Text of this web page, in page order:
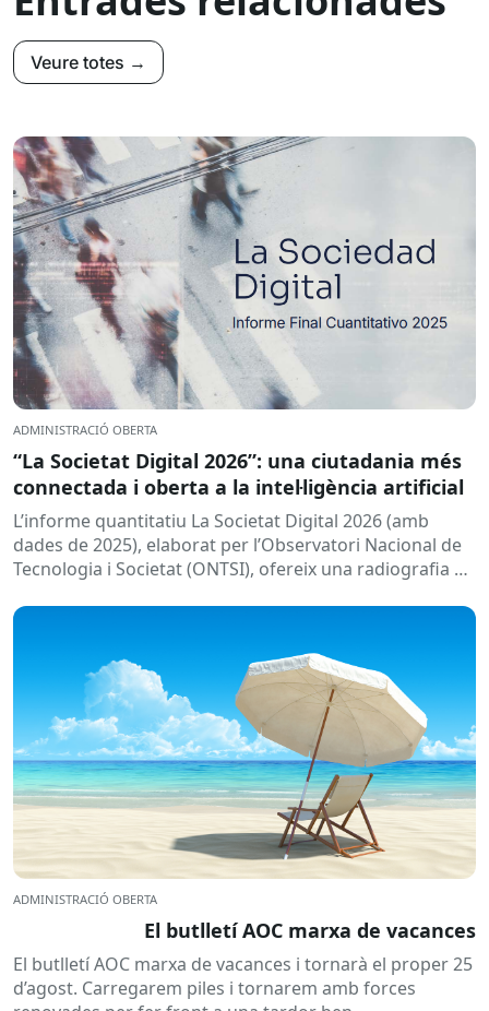
Veure totes →
ADMINISTRACIÓ OBERTA
“La Societat Digital 2026”: una ciutadania més
connectada i oberta a la intel·ligència artificial
L’informe quantitatiu La Societat Digital 2026 (amb
dades de 2025), elaborat per l’Observatori Nacional de
Tecnologia i Societat (ONTSI), ofereix una radiografia de
ADMINISTRACIÓ OBERTA
El butlletí AOC marxa de vacances
El butlletí AOC marxa de vacances i tornarà el proper 25
d’agost. Carregarem piles i tornarem amb forces